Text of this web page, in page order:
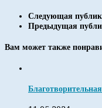
Следующая
Предыдущая
Вам может также